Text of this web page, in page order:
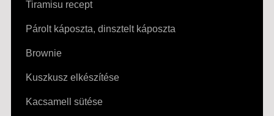
Tiramisu recept
Párolt káposzta, dinsztelt káposzta
Brownie
Kuszkusz elkészítése
Kacsamell sütése